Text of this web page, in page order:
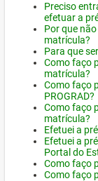
Preciso
efetuar a
Por que
matrícula?
Para que
Como faço
matrícula?
Como faço
PROGRAD?
Como faço
matrícula?
Efetuei a
Efetuei a
Portal do
Como faço
Como faço